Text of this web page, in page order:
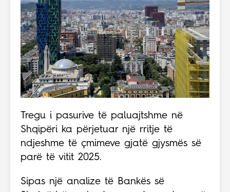
Tregu i pasurive të paluajtshme në
Shqipëri ka përjetuar një rritje të
ndjeshme të çmimeve gjatë gjysmës së
parë të vitit 2025.
Sipas një analize të Bankës së